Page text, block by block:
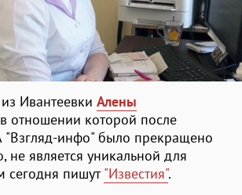
Ивантеевки Алены
отношении которой после
"Взгляд-инфо" было прекращено
не является уникальной для
сегодня пишут"Известия".